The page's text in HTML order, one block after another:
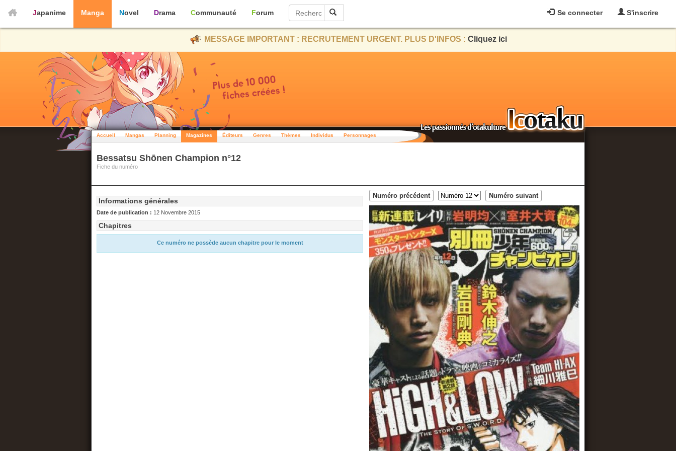
Se connecter S'inscrire
Japanime Manga Novel Drama Communauté Forum
MESSAGE IMPORTANT : RECRUTEMENT URGENT. PLUS D'INFOS : Cliquez ici
Accueil Mangas Planning Magazines Éditeurs Genres Thèmes Individus Personnages
Bessatsu Shōnen Champion n°12
Fiche du numéro
Informations générales
Date de publication : 12 Novembre 2015
Chapitres
Ce numéro ne possède aucun chapitre pour le moment
Numéro précédent Numéro suivant